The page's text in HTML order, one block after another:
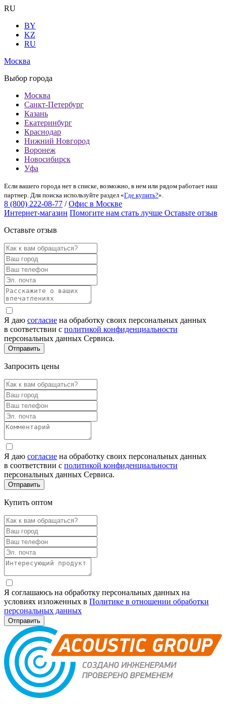
RU
BY
KZ
RU
Москва
Выбор города
Москва
Санкт-Петербург
Казань
Екатеринбург
Краснодар
Нижний Новгород
Воронеж
Новосибирск
Уфа
Если вашего города нет в списке, возможно, в нем или рядом работает наш
партнер. Для поиска используйте раздел «Где купить?».
8 (800) 222-08-77 / Офис в Москве
Интернет-магазин Помогите нам стать лучше Оставьте отзыв
Оставьте отзыв
Я даю согласие на обработку своих персональных данных
в соответствии с политикой конфиденциальности
персональных данных Сервиса.
Запросить цены
Я даю согласие на обработку своих персональных данных
в соответствии с политикой конфиденциальности
персональных данных Сервиса.
Купить оптом
Я соглашаюсь на обработку персональных данных на
условиях изложенных в Политике в отношении обработки
персональных данных